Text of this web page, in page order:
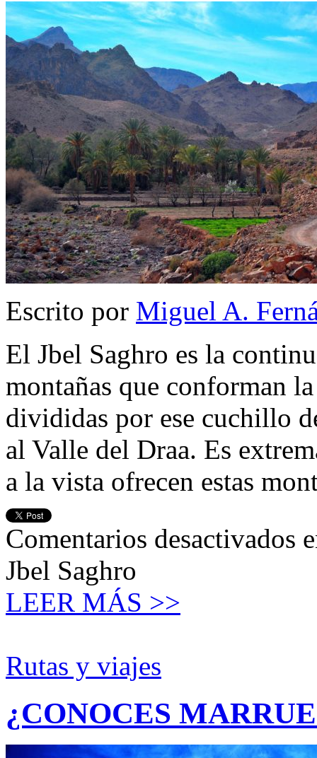
Escrito por Miguel A.
El Jbel Saghro es la
montañas que conforman
divididas por ese cuchillo
al Valle del Draa. Es
a la vista ofrecen estas
Comentarios desactivados
Jbel Saghro
LEER MÁS >>
Rutas y viajes
¿CONOCES